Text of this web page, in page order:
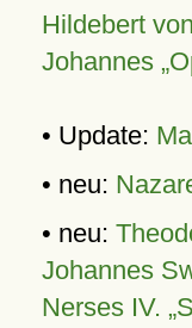
Hildebert
Johannes
• Update:
• neu:
• neu:
Johannes
Nerses IV.